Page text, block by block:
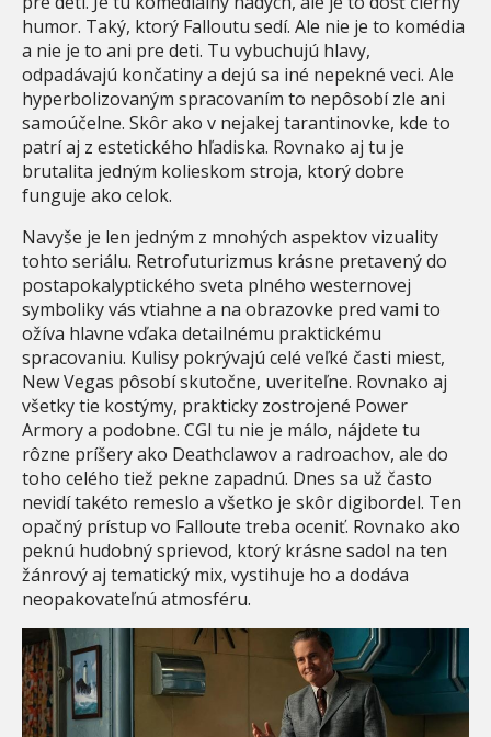
humor. Taký, ktorý Falloutu sedí. Ale nie je to komédia
a nie je to ani pre deti. Tu vybuchujú hlavy,
odpadávajú končatiny a dejú sa iné nepekné veci. Ale
hyperbolizovaným spracovaním to nepôsobí zle ani
samoúčelne. Skôr ako v nejakej tarantinovke, kde to
patrí aj z estetického hľadiska. Rovnako aj tu je
brutalita jedným kolieskom stroja, ktorý dobre
funguje ako celok.
Navyše je len jedným z mnohých aspektov vizuality
tohto seriálu. Retrofuturizmus krásne pretavený do
postapokalyptického sveta plného westernovej
symboliky vás vtiahne a na obrazovke pred vami to
ožíva hlavne vďaka detailnému praktickému
spracovaniu. Kulisy pokrývajú celé veľké časti miest,
New Vegas pôsobí skutočne, uveriteľne. Rovnako aj
všetky tie kostýmy, prakticky zostrojené Power
Armory a podobne. CGI tu nie je málo, nájdete tu
rôzne príšery ako Deathclawov a radroachov, ale do
toho celého tiež pekne zapadnú. Dnes sa už často
nevidí takéto remeslo a všetko je skôr digibordel. Ten
opačný prístup vo Falloute treba oceniť. Rovnako ako
peknú hudobný sprievod, ktorý krásne sadol na ten
žánrový aj tematický mix, vystihuje ho a dodáva
neopakovateľnú atmosféru.